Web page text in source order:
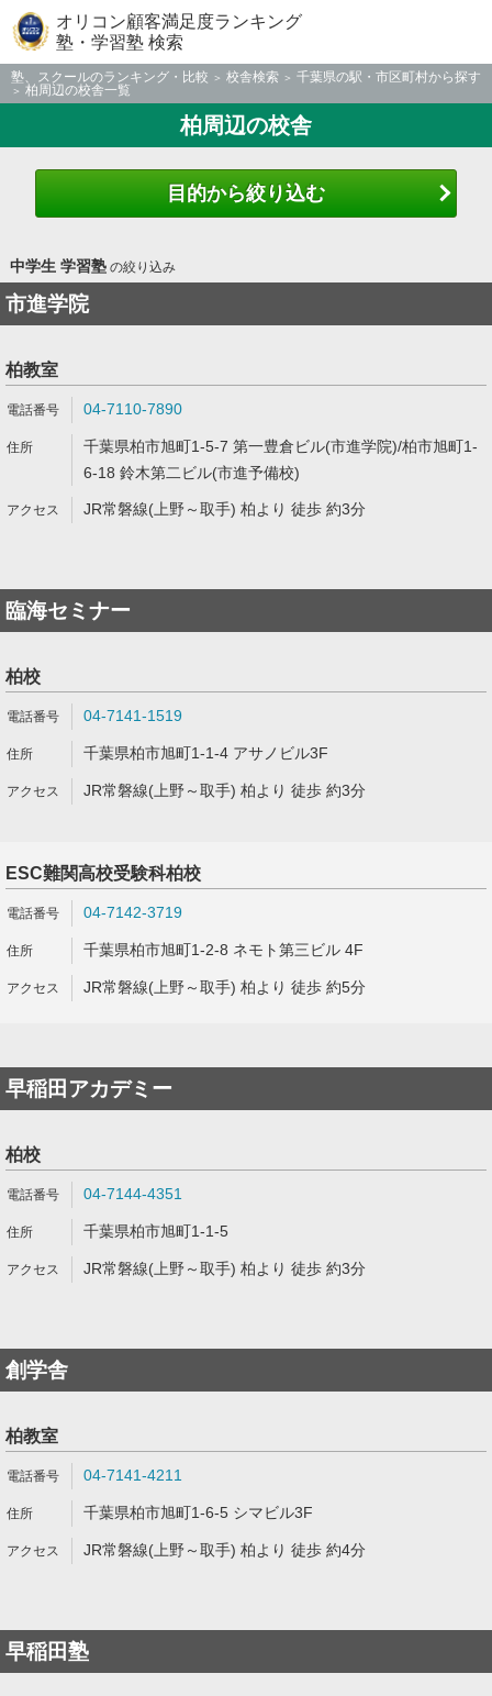
オリコン顧客満足度ランキング
塾・学習塾 検索
塾、スクールのランキング・比較 校舎検索
千葉県の駅・市区町村から探す
柏周辺の校舎一覧
柏周辺の校舎
目的から絞り込む
中学生 学習塾の絞り込み
市進学院
柏教室
04-7110-7890
千葉県柏市旭町1-5-7 第一豊倉ビル(市進学院)/柏市旭町1-
6-18 鈴木第二ビル(市進予備校)
JR常磐線(上野～取手) 柏より 徒歩 約3分
臨海セミナー
柏校
04-7141-1519
千葉県柏市旭町1-1-4 アサノビル3F
JR常磐線(上野～取手) 柏より 徒歩 約3分
ESC難関高校受験科柏校
04-7142-3719
千葉県柏市旭町1-2-8 ネモト第三ビル 4F
JR常磐線(上野～取手) 柏より 徒歩 約5分
早稲田アカデミー
柏校
04-7144-4351
千葉県柏市旭町1-1-5
JR常磐線(上野～取手) 柏より 徒歩 約3分
創学舎
柏教室
04-7141-4211
千葉県柏市旭町1-6-5 シマビル3F
JR常磐線(上野～取手) 柏より 徒歩 約4分
早稲田塾